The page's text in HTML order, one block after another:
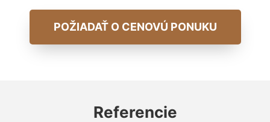
POŽIADAŤ O CENOVÚ PONUKU
Referencie